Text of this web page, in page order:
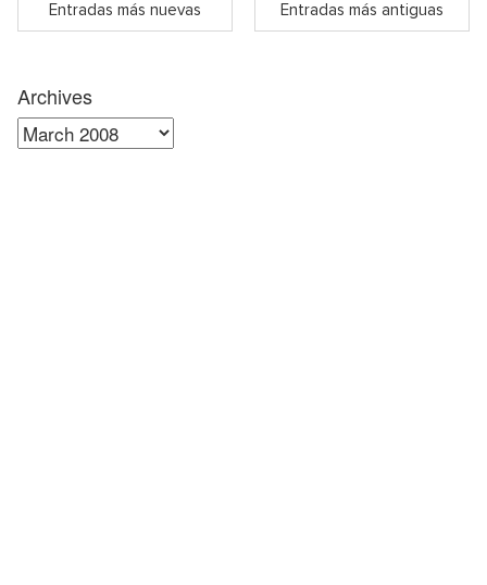
Entradas más nuevas Entradas más antiguas
Archives
Archives